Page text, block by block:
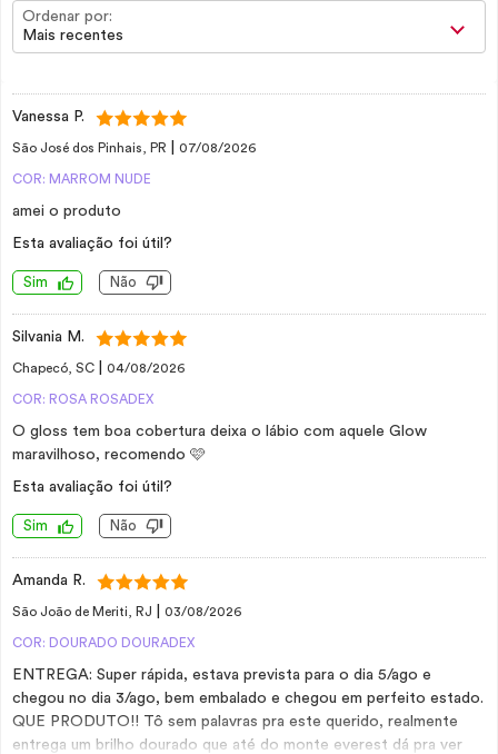
Ordenar por:
Mais recentes
Vanessa P.
São José dos Pinhais, PR 07/08/2026
COR: MARROM NUDE
amei o produto
Esta avaliação foi útil?
Sim Não
Silvania M.
Chapecó, SC 04/08/2026
COR: ROSA ROSADEX
O gloss tem boa cobertura deixa o lábio com aquele Glow
maravilhoso, recomendo 🩷
Esta avaliação foi útil?
Sim Não
Amanda R.
São João de Meriti, RJ 03/08/2026
COR: DOURADO DOURADEX
ENTREGA: Super rápida, estava prevista para o dia 5/ago e
chegou no dia 3/ago, bem embalado e chegou em perfeito estado.
QUE PRODUTO!! Tô sem palavras pra este querido, realmente
entrega um brilho dourado que até do monte everest dá pra ver